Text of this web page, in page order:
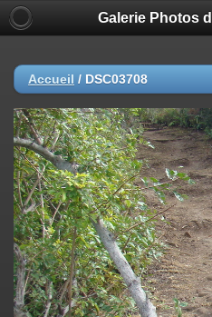
Galerie Photos
Accueil / DSC03708